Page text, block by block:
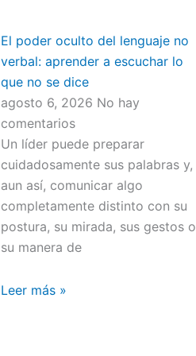
El poder oculto del lenguaje no
verbal: aprender a escuchar lo
que no se dice
agosto 6, 2026 No hay
comentarios
Un líder puede preparar
cuidadosamente sus palabras y,
aun así, comunicar algo
completamente distinto con su
postura, su mirada, sus gestos o
su manera de
Leer más »